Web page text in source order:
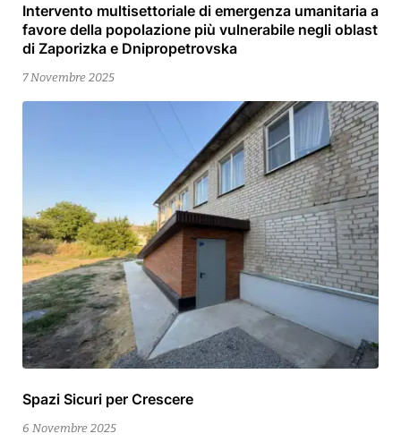
Intervento multisettoriale di emergenza umanitaria a
favore della popolazione più vulnerabile negli oblast
di Zaporizka e Dnipropetrovska
7 Novembre 2025
7
Novembre
2025
Spazi Sicuri per Crescere
6 Novembre 2025
6
Novembre